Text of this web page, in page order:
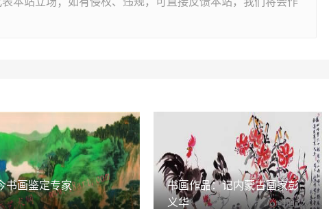
书画鉴定专家
书画作品：记内蒙古画家彭
义华